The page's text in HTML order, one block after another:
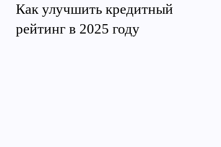
Как улучшить кредитный
рейтинг в 2025 году